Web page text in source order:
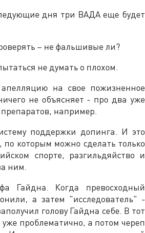
дня три ВАДА еще будет
– не фальшивые ли?
не думать о плохом.
на свое пожизненное
не объясняет - про два уже
например.
поддержки допинга. И это
которым можно сделать только
спорте, разгильдяйство и
ним.
Гайдна. Когда превосходный
а затем "исследователь" -
голову Гайдна себе. В тот
проблематично, а потом череп